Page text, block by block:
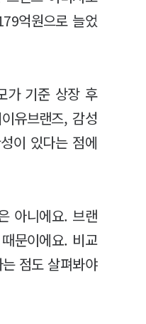
억원으로 늘었
가 기준 상장 후
유브랜즈, 감성
이 있다는 점에
아니에요. 브랜
문이에요. 비교
점도 살펴봐야